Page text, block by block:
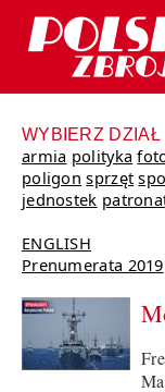
WYBIERZ DZIAŁ
armia polityka
poligon sprzęt
jednostek
ENGLISH
Prenumerata 2019